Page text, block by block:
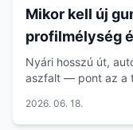
Mikor kell új
profilmélység
Nyári hosszú út,
aszfalt — pont az a
2026. 06. 18.